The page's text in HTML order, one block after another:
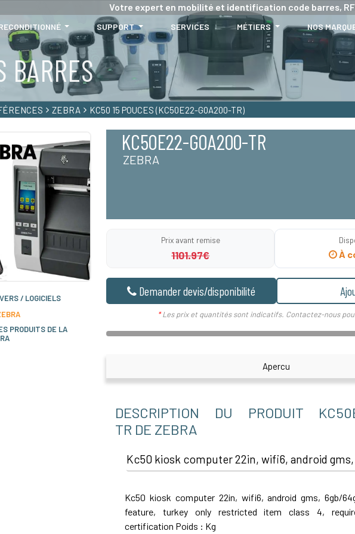
Votre expert en mobilité et identification code barres,
SUPPORT SERVICES MÉTIERS NOS
BARRES
ZEBRA KC50 15 POUCES (KC50E22-G0A200-TR)
/ LOGICIELS
PRODUITS DE LA
KC50E22-G0A200-TR
ZEBRA
Prix avant remise
1101.97€ À
Demander devis/disponibilité
*Les prix et quantités sont indicatifs. Contactez-nous
Apercu
DESCRIPTION DU PRODUIT
TR DE ZEBRA
Kc50 kiosk computer 22in, wifi6, android
Kc50 kiosk computer 22in, wifi6, android gms, 6gb/
feature, turkey only restricted item class 4,
certification Poids : Kg